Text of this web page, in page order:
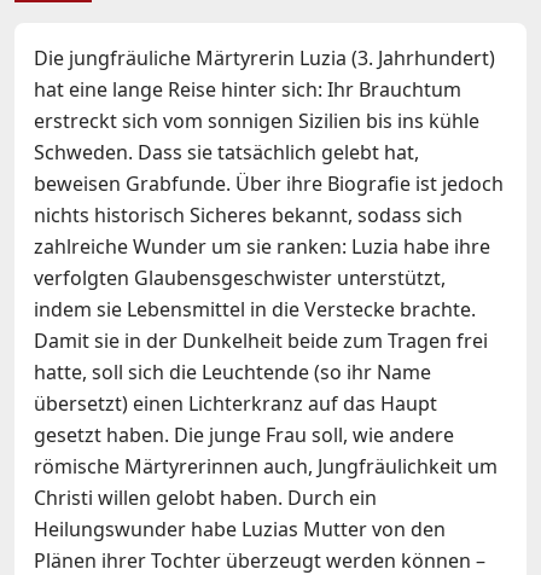
Die jungfräuliche Märtyrerin Luzia (3. Jahrhundert)
hat eine lange Reise hinter sich: Ihr Brauchtum
erstreckt sich vom sonnigen Sizilien bis ins kühle
Schweden. Dass sie tatsächlich gelebt hat,
beweisen Grabfunde. Über ihre Biografie ist jedoch
nichts historisch Sicheres bekannt, sodass sich
zahlreiche Wunder um sie ranken: Luzia habe ihre
verfolgten Glaubensgeschwister unterstützt,
indem sie Lebensmittel in die Verstecke brachte.
Damit sie in der Dunkelheit beide zum Tragen frei
hatte, soll sich die Leuchtende (so ihr Name
übersetzt) einen Lichterkranz auf das Haupt
gesetzt haben. Die junge Frau soll, wie andere
römische Märtyrerinnen auch, Jungfräulichkeit um
Christi willen gelobt haben. Durch ein
Heilungswunder habe Luzias Mutter von den
Plänen ihrer Tochter überzeugt werden können –